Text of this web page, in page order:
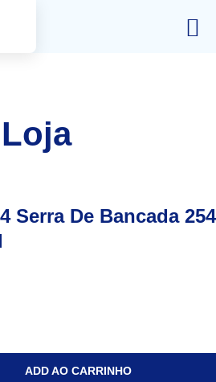
Loja
Serra De Bancada
ADD AO CARRINHO